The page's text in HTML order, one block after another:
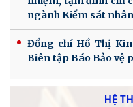
ngành Kiểm sát
Đồng chí Hồ Thị
Biên tập Báo Bảo vệ
HỆ